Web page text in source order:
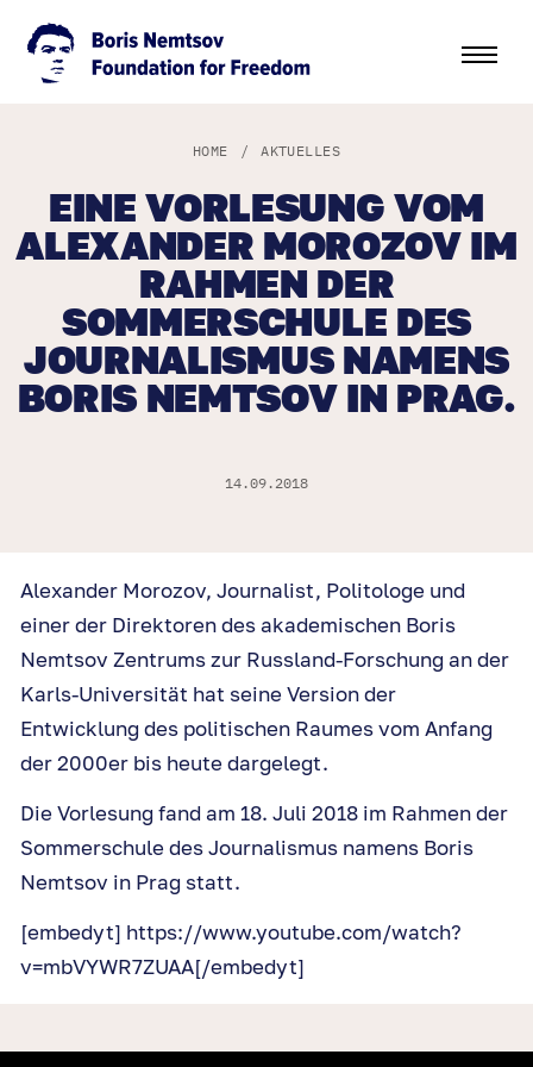
HOME / AKTUELLES
EINE VORLESUNG VOM
ALEXANDER MOROZOV IM
RAHMEN DER
SOMMERSCHULE DES
JOURNALISMUS NAMENS
BORIS NEMTSOV IN PRAG.
14.09.2018
Alexander Morozov, Journalist, Politologe und
einer der Direktoren des akademischen Boris
Nemtsov Zentrums zur Russland-Forschung an der
Karls-Universität hat seine Version der
Entwicklung des politischen Raumes vom Anfang
der 2000er bis heute dargelegt.
Die Vorlesung fand am 18. Juli 2018 im Rahmen der
Sommerschule des Journalismus namens Boris
Nemtsov in Prag statt.
[embedyt] https://www.youtube.com/watch?
v=mbVYWR7ZUAA[/embedyt]